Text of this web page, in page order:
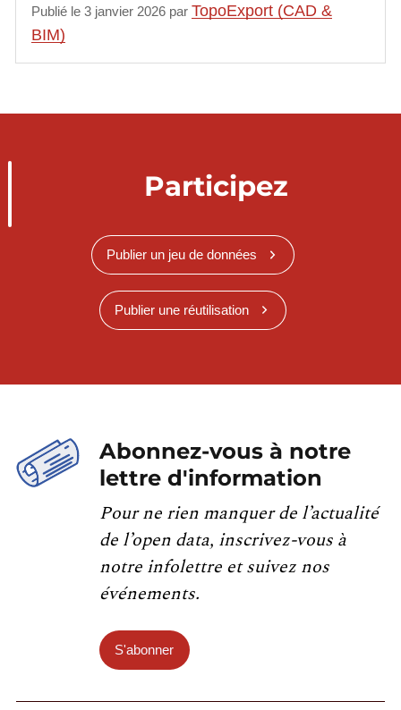
Publié le 3 janvier 2026 parTopoExport (CAD &
BIM)
Participez
Publier un jeu de données
Publier une réutilisation
Abonnez-vous à notre
lettre d'information
Pour ne rien manquer de l’actualité
de l’open data, inscrivez-vous à
notre infolettre et suivez nos
événements.
S'abonner